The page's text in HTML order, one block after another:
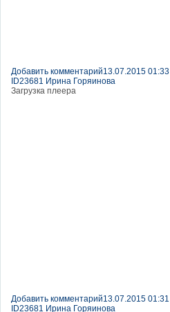
Добавить комментарий13.07.2015 01:33
ID23681 Ирина Горяинова
Загрузка плеера
Добавить комментарий13.07.2015 01:31
ID23681 Ирина Горяинова